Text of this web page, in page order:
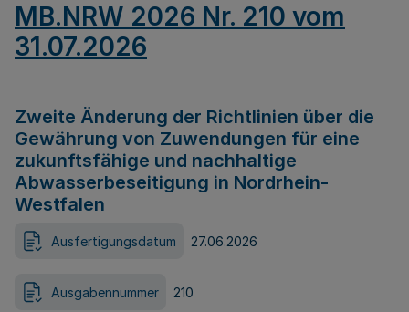
MB.NRW 2026 Nr. 210 vom
31.07.2026
Zweite Änderung der Richtlinien über die
Gewährung von Zuwendungen für eine
zukunftsfähige und nachhaltige
Abwasserbeseitigung in Nordrhein-
Westfalen
Ausfertigungsdatum 27.06.2026
Ausgabennummer 210